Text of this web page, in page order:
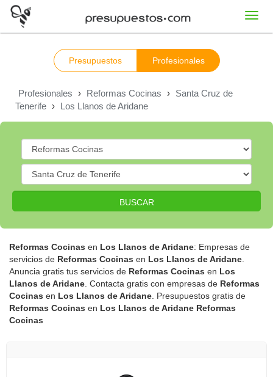
Presupuestos Profesionales
Profesionales › Reformas Cocinas › Santa Cruz de
Tenerife › Los Llanos de Aridane
BUSCAR
Reformas Cocinas en Los Llanos de Aridane: Empresas de
servicios de Reformas Cocinas en Los Llanos de Aridane
Anuncia gratis tus servicios de Reformas Cocinas en Los
Llanos de Aridane . Contacta gratis con empresas de Reformas
Cocinas en Los Llanos de Aridane . Presupuestos gratis de
Reformas Cocinas en Los Llanos de Aridane Reformas
Cocinas